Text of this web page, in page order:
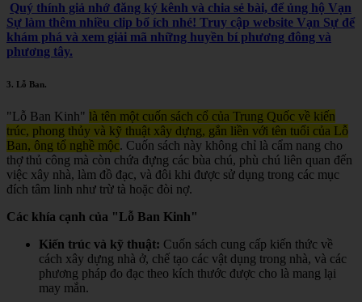
Quý thính giả nhớ đăng ký kênh và chia sẻ bài, để ủng hộ Vạn
Sự làm thêm nhiều clip bổ ích nhé! Truy cập website Vạn Sự để
khám phá và xem giải mã những huyền bí phương đông và
phương tây.
3. Lỗ Ban.
"Lỗ Ban Kinh" là tên một cuốn sách cổ của Trung Quốc về kiến
trúc, phong thủy và kỹ thuật xây dựng, gắn liền với tên tuổi của Lỗ
Ban, ông tổ nghề mộc. Cuốn sách này không chỉ là cẩm nang cho
thợ thủ công mà còn chứa đựng các bùa chú, phù chú liên quan đến
việc xây nhà, làm đồ đạc, và đôi khi được sử dụng trong các mục
đích tâm linh như trừ tà hoặc đòi nợ.
Các khía cạnh của "Lỗ Ban Kinh"
Kiến trúc và kỹ thuật: Cuốn sách cung cấp kiến thức về
cách xây dựng nhà ở, chế tạo các vật dụng trong nhà, và các
phương pháp đo đạc theo kích thước được cho là mang lại
may mắn.